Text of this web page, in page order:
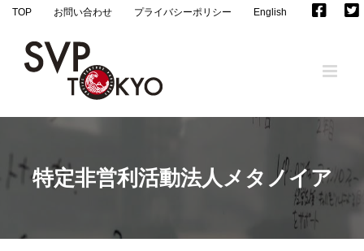
Skip
content
TOP お問い合わせ プライバシーポリシー English
特定非営利活動法人メタノイア